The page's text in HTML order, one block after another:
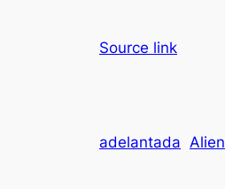
Source link
adelantada Alien